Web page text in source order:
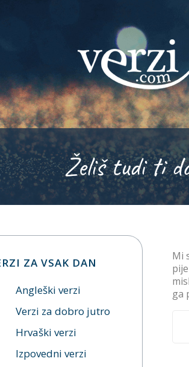
Želiš tudi ti
Mi
ga
ZA VSAK DAN
Angleški verzi
Verzi za dobro jutro
Hrvaški verzi
Izpovedni verzi